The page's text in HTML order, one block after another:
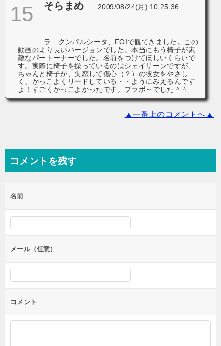
15 そらまめ : 2009/08/24(月) 10:25:36
ラ クンパルシータ、FOIで観てきました。この
動画のより長いバージョンでした。本当にもう椅子が素
敵なパートーナーでした。名前をつけてほしいくらいで
す。実際に椅子を操っているのはシェイリーンですが、
ちゃんと椅子が、失恋して傷心（？）の彼女をやさし
く、かっこよくリードしている・・ようにみえるんです
よ！すごくかっこよかったです。ブラボ～でした＾＾
▲一番上のコメントへ▲
コメントを残す
名前
メール（任意）
コメント